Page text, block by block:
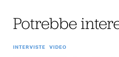
Potrebbe
INTERVISTE VIDEO